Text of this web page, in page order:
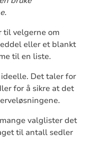
til velgerne om
eller et blankt
til en liste.
Det taler for
for å sikre at det
valglister det
til antall sedler